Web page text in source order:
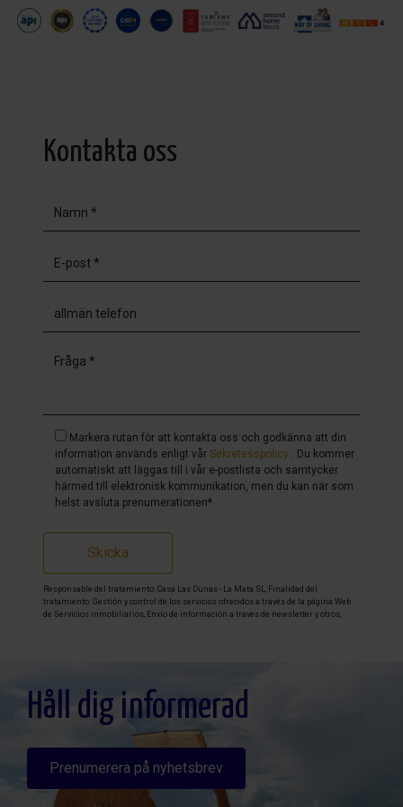
Kontakta oss
Markera rutan för att kontakta oss och godkänna att din
information används enligt vår Sekretesspolicy
. Du kommer
automatiskt att läggas till i vår e-postlista och samtycker
härmed till elektronisk kommunikation, men du kan när som
helst avsluta prenumerationen*
Skicka
Responsable del tratamiento: Casa Las Dunas - La Mata SL, Finalidad del
tratamiento: Gestión y control de los servicios ofrecidos a través de la página Web
de Servicios inmobiliarios, Envío de información a traves de newsletter y otros,
detallada sobre protección de datos
Håll dig informerad
Prenumerera på nyhetsbrev